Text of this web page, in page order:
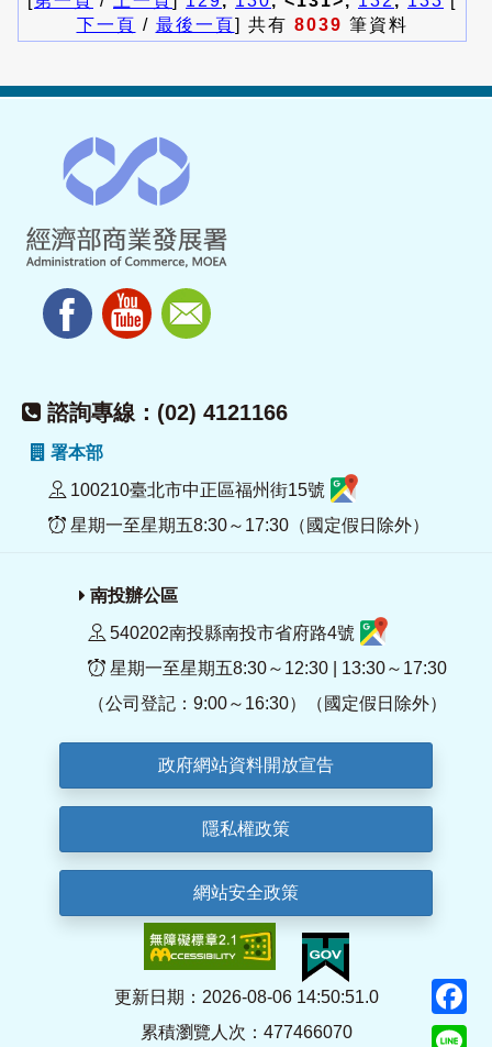
下一頁 / 最後一頁] 共有 8039 筆資料
諮詢專線：(02) 4121166
署本部
100210臺北市中正區福州街15號
星期一至星期五8:30～17:30（國定假日除外）
南投辦公區
540202南投縣南投市省府路4號
星期一至星期五8:30～12:30 | 13:30～17:30
（公司登記：9:00～16:30）（國定假日除外）
政府網站資料開放宣告
隱私權政策
網站安全政策
更新日期：2026-08-06 14:50:51.0
累積瀏覽人次：477466070